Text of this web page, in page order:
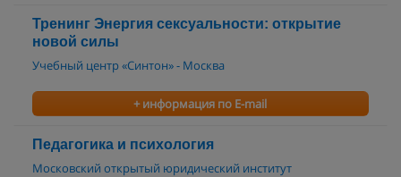
Тренинг Энергия сексуальности: открытие
новой силы
Учебный центр «Синтон» - Москва
+ информация по E-mail
Педагогика и психология
Московский открытый юридический институт